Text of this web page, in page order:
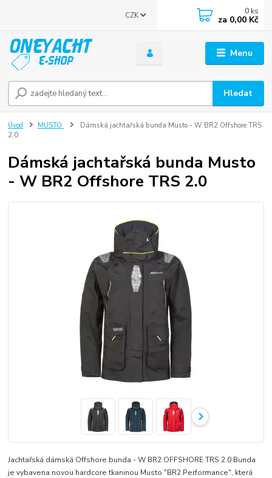
Menu
CZK
Hledat
0 ks
za 0,00 Kč
Úvod MUSTO
Dámská jachtařská bunda Musto - W BR2 Offshore TRS
2.0
Dámská jachtařská bunda Musto
- W BR2 Offshore TRS 2.0
Jachtařská dámská Offshore bunda - W BR2 OFFSHORE TRS 2.0 Bunda
je vybavena novou hardcore tkaninou Musto "BR2 Performance", která